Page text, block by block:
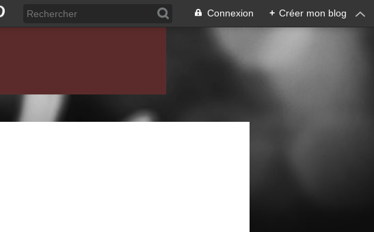
Connexion + Créer mon blog